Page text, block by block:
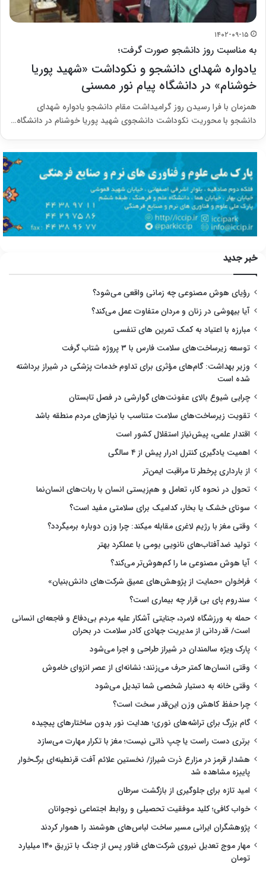
۱۴۰۲-۰۹-۱۵
به مناسبت روز دانشجو صورت گرفت؛
یادواره شهدای دانشجو و نکوداشت «شهید پوریا
خوشنام» در دانشگاه پیام نور ممسنی
همزمان با فرا رسیدن روز گرامیداشت مقام دانشجو یادواره شهدای
دانشجو با محوریت نکوداشت دانشجوی شهید پوریا خوشنام در دانشگاه…
خبر جدید
رؤیای هوش مصنوعی چه زمانی واقعی می‌شود؟
آیا بیهوشی در زنان و مردان متفاوت عمل می‌کند؟
مبارزه با اعتیاد به کمک تمرین های تنفسی
توسعه زیرساخت‌های سلامت فارس با ۳ پروژه شتاب گرفت
وزیر بهداشت: گام‌های مؤثری برای تداوم خدمات پزشکی در شیراز برداشته
شده است
چرایی شیوع بالای عفونت‌های گوارشی در فصل تابستان
تقویت زیرساخت‌های سلامت متناسب با نیازهای مردم منطقه باشد
اقتدار علمی، پیش‌نیاز استقلال کشور است
اهمیت یادگیری کنترل ادرار پیش از ۴ سالگی
از بارداری پرخطر تا مراقبت ایمن‌تر
تحول در نحوه کار، تعامل و هم‌زیستی انسان با ربات‌های انسان‌نما
سونای خشک یا بخار، کدامیک برای سلامتی مفید است؟
وقتی مغز با رژیم لاغری مقابله میکند: چرا وزن دوباره برمیگردد؟
تولید ضدآفتاب‌های نانویی بومی با عملکرد بهتر
آیا هوش مصنوعی ما را کم‌هوش‌تر می‌کند؟
فراخوان «حمایت از پژوهش‌های عمیق شرکت‌های دانش‌بنیان»
سندروم پای بی قرار چه بیماری است؟
حمله به ورزشگاه لامرد، جنایتی آشکار علیه مردم بی‌دفاع و فاجعه‌ای انسانی
است/ قدردانی از مدیریت جهادی کادر سلامت در بحران
پارک ویژه سالمندان در شیراز طراحی و اجرا می‌شود
وقتی انسان‌ها کمتر حرف می‌زنند؛ نشانه‌ای از عصر انزوای خاموش
وقتی خانه به دستیار شخصی شما تبدیل می‌شود
چرا حفظ کاهش وزن این‌قدر سخت است؟
گام بزرگ برای تراشه‌های نوری؛ هدایت نور بدون ساختارهای پیچیده
برتری دست راست یا چپ ذاتی نیست؛ مغز با تکرار مهارت می‌سازد
هشدار قرمز در مزارع ذرت شیراز/ نخستین علائم آفت قرنطینه‌ای برگ‌خوار
پاییزه مشاهده شد
امید تازه برای جلوگیری از بازگشت سرطان
خواب کافی؛ کلید موفقیت تحصیلی و روابط اجتماعی نوجوانان
پژوهشگران ایرانی مسیر ساخت لباس‌های هوشمند را هموار کردند
مهار موج تعدیل نیروی شرکت‌های فناور پس از جنگ با تزریق ۱۴۰ میلیارد
تومان